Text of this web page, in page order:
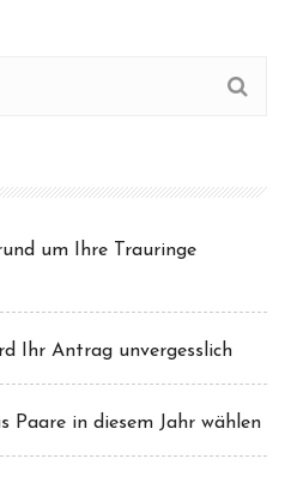
um Ihre Trauringe
Ihr Antrag unvergesslich
Paare in diesem Jahr wählen